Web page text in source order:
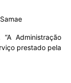
Administração
prestado pela